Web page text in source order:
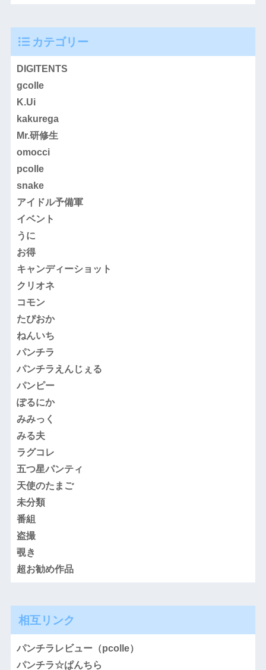
カテゴリー
DIGITENTS
gcolle
K.Ui
kakurega
Mr.研修生
omocci
pcolle
snake
アイドル予備軍
イベント
うに
お得
キャンディーショット
クリオネ
コモン
たぴおか
ねんいち
パンチラ
パンチラえんじぇる
パンピー
ぽるにか
みみっく
みる夫
ラグコレ
五つ星パンティ
天使のたまご
未分類
番組
盗撮
覗き
超お勧め作品
相互リンク
パンチラレビュー（pcolle）
パンチラ☆ぱんちら